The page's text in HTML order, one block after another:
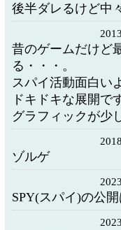
後半ダレるけど中
昔のゲームだけど
る・・・。
スパイ活動面白い
ドキドキな展開で
グラフィックが少
ゾルゲ
SPY(スパイ)の公